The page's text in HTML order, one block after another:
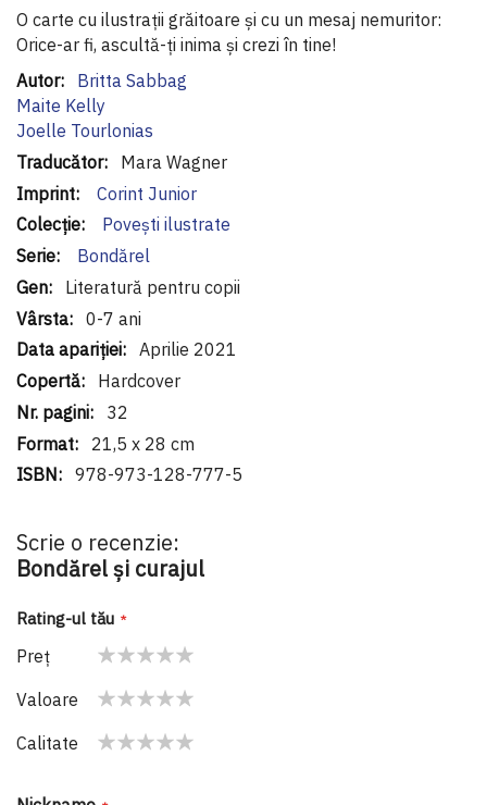
O carte cu ilustrații grăitoare și cu un mesaj nemuritor:
Orice-ar fi, ascultă-ți inima și crezi în tine!
Informaţii
suplimentare
Britta Sabbag
Maite Kelly
Joelle Tourlonias
Mara Wagner
Corint Junior
Povești ilustrate
Bondărel
Literatură pentru copii
0-7 ani
Aprilie 2021
Hardcover
32
21,5 x 28 cm
978-973-128-777-5
Scrie o recenzie:
Bondărel și curajul
Rating-ul tău
Preţ
star
stars
stars
stars
stars
Valoare
star
stars
stars
stars
stars
Calitate